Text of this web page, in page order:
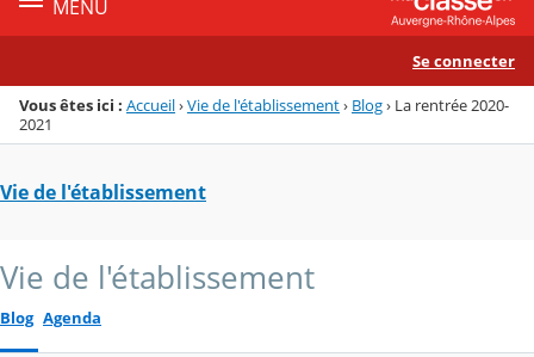
MENU
Se connecter
Vous êtes ici : Accueil›Vie de l'établissement› Blog› La rentrée 2020-
2021
Vie de l'établissement
Vie de l'établissement
Blog Agenda